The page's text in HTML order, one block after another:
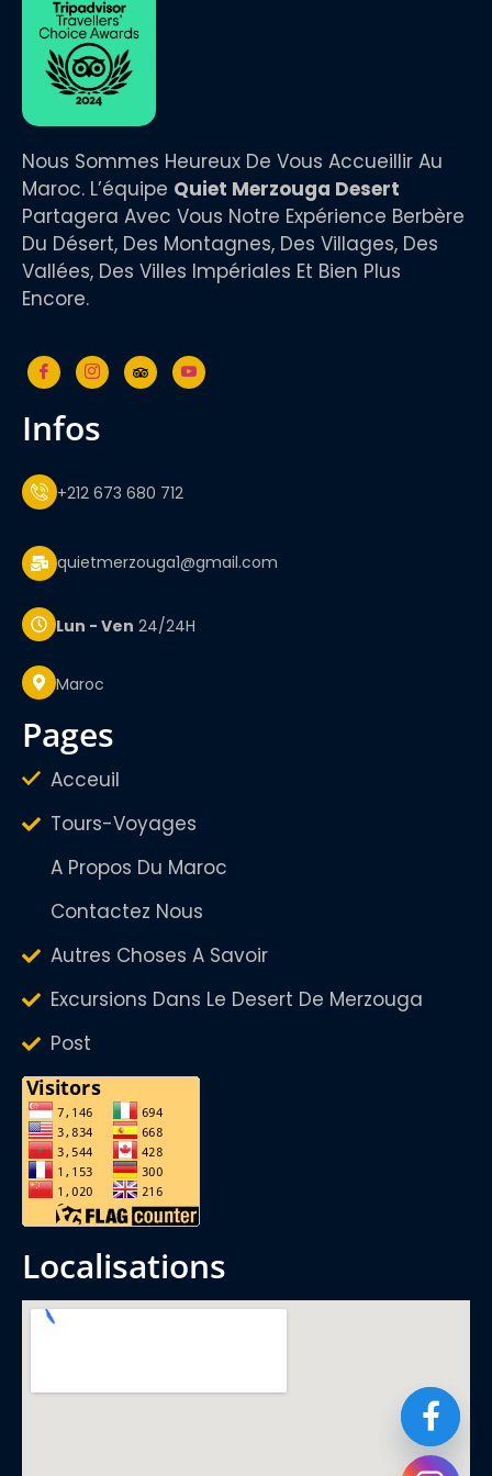
Nous Sommes Heureux De Vous Accueillir Au
Maroc. L’équipe Quiet Merzouga Desert
Partagera Avec Vous Notre Expérience Berbère
Du Désert, Des Montagnes, Des Villages, Des
Vallées, Des Villes Impériales Et Bien Plus
Encore.
infos
+212 673 680 712
quietmerzouga1@gmail.com
Lun - Ven 24/24H
Maroc
pages
Acceuil
Tours-Voyages
A Propos Du Maroc
Contactez Nous
Autres Choses A Savoir
Excursions Dans Le Desert De Merzouga
Post
localisations